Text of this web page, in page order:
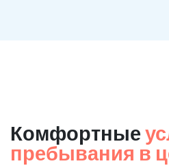
Комфортные
пребывания в